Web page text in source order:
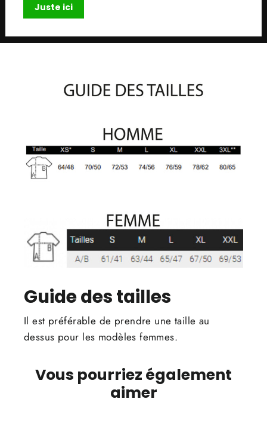
Juste ici
Guide des tailles
Il est préférable de prendre une taille au
dessus pour les modèles femmes.
Vous pourriez également
aimer